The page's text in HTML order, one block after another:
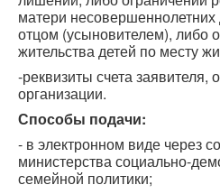
матери
отцом (усыновителем), либо
жительства детей по месту
-реквизиты счета заявителя,
организации.
Способы подачи:
- в электронном виде через
министерства социально-
семейной политики;